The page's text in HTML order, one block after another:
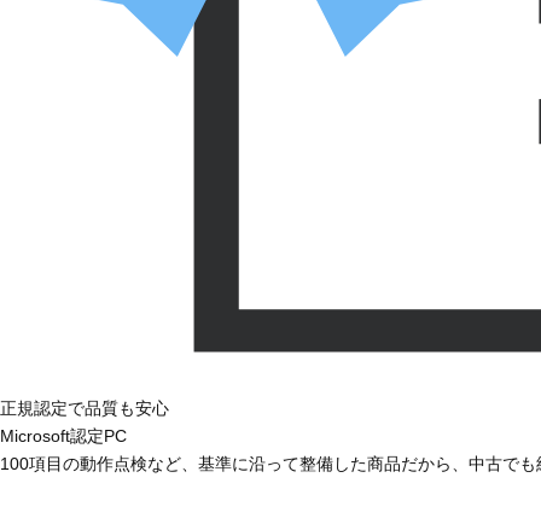
正規認定で品質も安心
Microsoft認定PC
100項目の動作点検など、基準に沿って整備した商品だから、中古で